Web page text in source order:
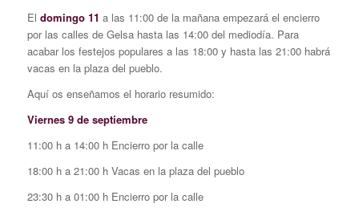
El domingo 11 a las 11:00 de la mañana empezará el encierro
por las calles de Gelsa hasta las 14:00 del mediodía. Para
acabar los festejos populares a las 18:00 y hasta las 21:00 habrá
vacas en la plaza del pueblo.
Aquí os enseñamos el horario resumido:
Viernes 9 de septiembre
11:00 h a 14:00 h Encierro por la calle
18:00 h a 21:00 h Vacas en la plaza del pueblo
23:30 h a 01:00 h Encierro por la calle